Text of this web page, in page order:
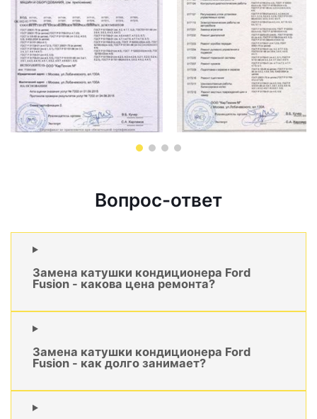
Вопрос-ответ
Замена катушки кондиционера Ford
Fusion - какова цена ремонта?
Замена катушки кондиционера Ford
Fusion - как долго занимает?